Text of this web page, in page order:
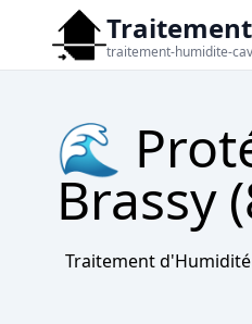
traitement-humidite-
🌊
Brassy
Traitement d'Humidité